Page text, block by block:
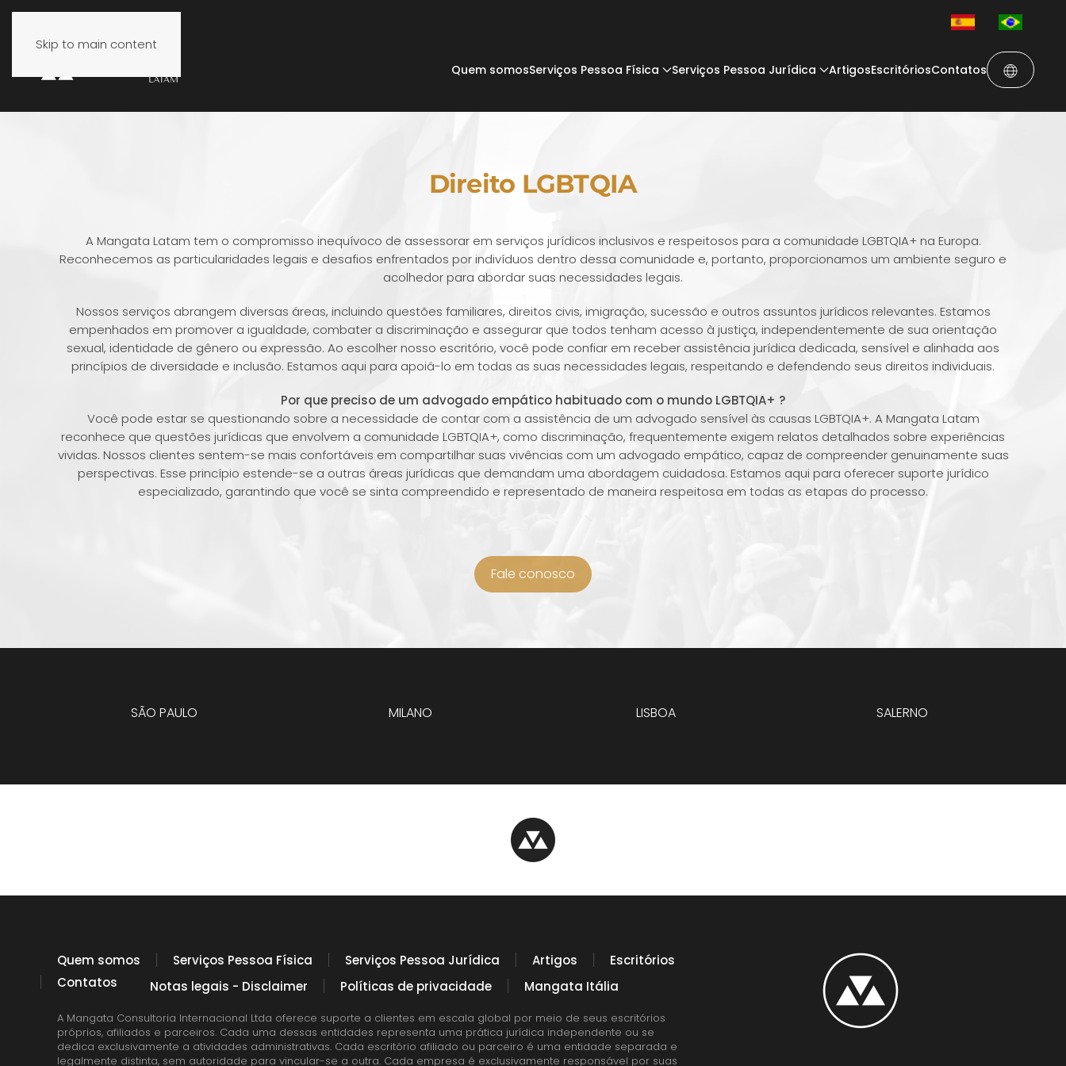
Skip to main content
Quem somosServiços Pessoa Física Serviços Pessoa Jurídica ArtigosEscritóriosContatos
Direito LGBTQIA
A Mangata Latam tem o compromisso inequívoco de assessorar em serviços jurídicos inclusivos e respeitosos para a comunidade LGBTQIA+ na Europa.
Reconhecemos as particularidades legais e desafios enfrentados por indivíduos dentro dessa comunidade e, portanto, proporcionamos um ambiente seguro e
acolhedor para abordar suas necessidades legais.
Nossos serviços abrangem diversas áreas, incluindo questões familiares, direitos civis, imigração, sucessão e outros assuntos jurídicos relevantes. Estamos
empenhados em promover a igualdade, combater a discriminação e assegurar que todos tenham acesso à justiça, independentemente de sua orientação
sexual, identidade de gênero ou expressão. Ao escolher nosso escritório, você pode confiar em receber assistência jurídica dedicada, sensível e alinhada aos
princípios de diversidade e inclusão. Estamos aqui para apoiá-lo em todas as suas necessidades legais, respeitando e defendendo seus direitos individuais.
Por que preciso de um advogado empático habituado com o mundo LGBTQIA+ ?
Você pode estar se questionando sobre a necessidade de contar com a assistência de um advogado sensível às causas LGBTQIA+. A Mangata Latam
reconhece que questões jurídicas que envolvem a comunidade LGBTQIA+, como discriminação, frequentemente exigem relatos detalhados sobre experiências
vividas. Nossos clientes sentem-se mais confortáveis em compartilhar suas vivências com um advogado empático, capaz de compreender genuinamente suas
perspectivas. Esse princípio estende-se a outras áreas jurídicas que demandam uma abordagem cuidadosa. Estamos aqui para oferecer suporte jurídico
especializado, garantindo que você se sinta compreendido e representado de maneira respeitosa em todas as etapas do processo.
Fale conosco
SÃO PAULO MILANO LISBOA SALERNO
Quem somos Serviços Pessoa Física Serviços Pessoa Jurídica Artigos
Escritórios
Contatos
Notas legais - Disclaimer Políticas de privacidade Mangata Itália
A Mangata Consultoria Internacional Ltda oferece suporte a clientes em escala global por meio de seus escritórios
próprios, afiliados e parceiros. Cada uma dessas entidades representa uma prática jurídica independente ou se
dedica exclusivamente a atividades administrativas. Cada escritório afiliado ou parceiro é uma entidade separada e
legalmente distinta, sem autoridade para vincular-se a outra. Cada empresa é exclusivamente responsável por suas